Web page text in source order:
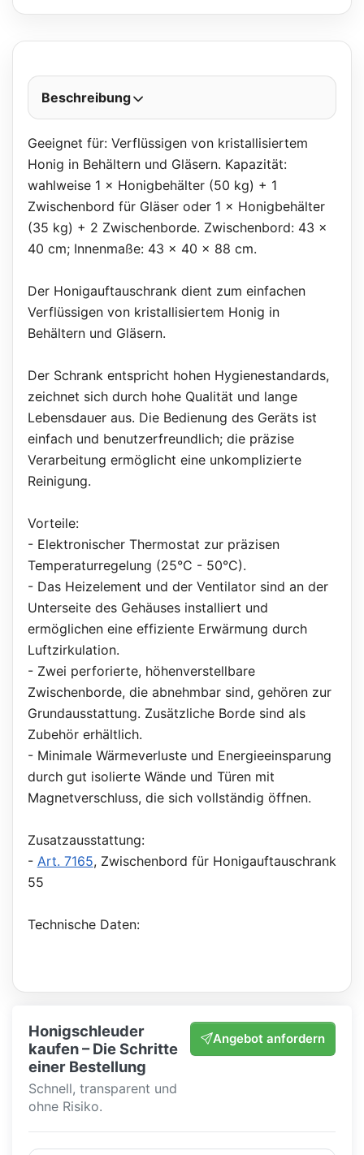
Beschreibung
Geeignet für: Verflüssigen von kristallisiertem
Honig in Behältern und Gläsern. Kapazität:
wahlweise 1 × Honigbehälter (50 kg) + 1
Zwischenbord für Gläser oder 1 × Honigbehälter
(35 kg) + 2 Zwischenborde. Zwischenbord: 43 ×
40 cm; Innenmaße: 43 × 40 × 88 cm.
Der Honigauftauschrank dient zum einfachen
Verflüssigen von kristallisiertem Honig in
Behältern und Gläsern.
Der Schrank entspricht hohen Hygienestandards,
zeichnet sich durch hohe Qualität und lange
Lebensdauer aus. Die Bedienung des Geräts ist
einfach und benutzerfreundlich; die präzise
Verarbeitung ermöglicht eine unkomplizierte
Reinigung.
Vorteile:
- Elektronischer Thermostat zur präzisen
Temperaturregelung (25°C - 50°C).
- Das Heizelement und der Ventilator sind an der
Unterseite des Gehäuses installiert und
ermöglichen eine effiziente Erwärmung durch
Luftzirkulation.
- Zwei perforierte, höhenverstellbare
Zwischenborde, die abnehmbar sind, gehören zur
Grundausstattung. Zusätzliche Borde sind als
Zubehör erhältlich.
- Minimale Wärmeverluste und Energieeinsparung
durch gut isolierte Wände und Türen mit
Magnetverschluss, die sich vollständig öffnen.
Zusatzausstattung:
- Art. 7165, Zwischenbord für Honigauftauschrank
55
Technische Daten:
Honigschleuder
kaufen – Die Schritte
einer Bestellung
Schnell, transparent und
ohne Risiko.
Angebot anfordern